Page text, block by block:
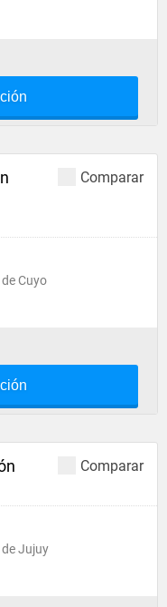
Comparar
Cuyo
Comparar
Jujuy